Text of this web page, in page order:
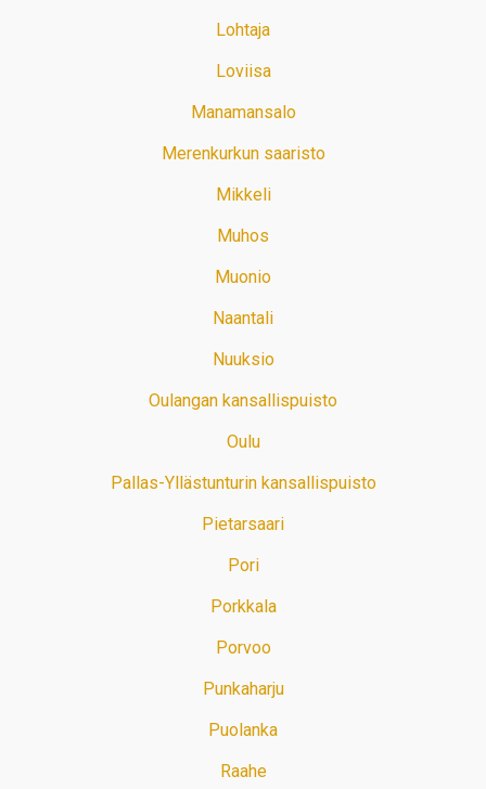
Lohtaja
Loviisa
Manamansalo
Merenkurkun saaristo
Mikkeli
Muhos
Muonio
Naantali
Nuuksio
Oulangan kansallispuisto
Oulu
Pallas-Yllästunturin kansallispuisto
Pietarsaari
Pori
Porkkala
Porvoo
Punkaharju
Puolanka
Raahe